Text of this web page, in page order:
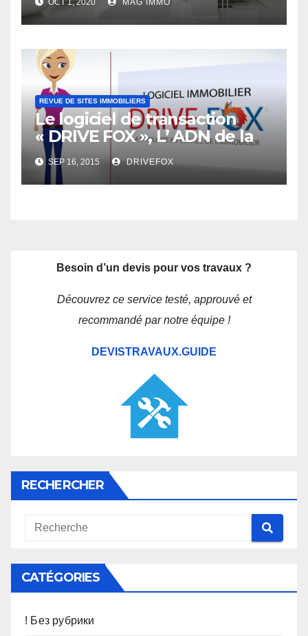
leader
OCT 1, 2020 MAG IMMO
REVUE DE SITES IMMOBILIERS
Le logiciel de transaction
« DRIVE FOX », L’ ADN de la
simplicité au service de
L’immobilier
SEP 16, 2015 DRIVEFOX
Besoin d’un devis pour vos travaux ?
Découvrez ce service testé, approuvé et
recommandé par notre équipe !
DEVISTRAVAUX.GUIDE
RECHERCHER
CATÉGORIES
! Без рубрики